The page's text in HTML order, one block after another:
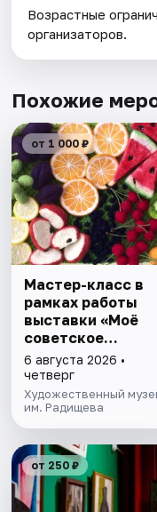
Возрастные
организаторов.
Похожие
от 1 000 ₽
Мастер-класс в
рамках работы
выставки «Моё
советское
детство»
6 августа 2026 •
четверг
Художественный
им. Радищева
от 250 ₽